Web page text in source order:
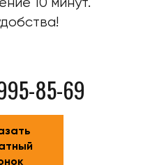
10 минут.
85-69